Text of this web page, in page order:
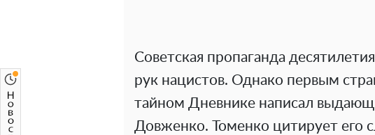
Советская пропаганда
рук нацистов. Однако первым
тайном Дневнике написал
Довженко. Томенко цитирует его